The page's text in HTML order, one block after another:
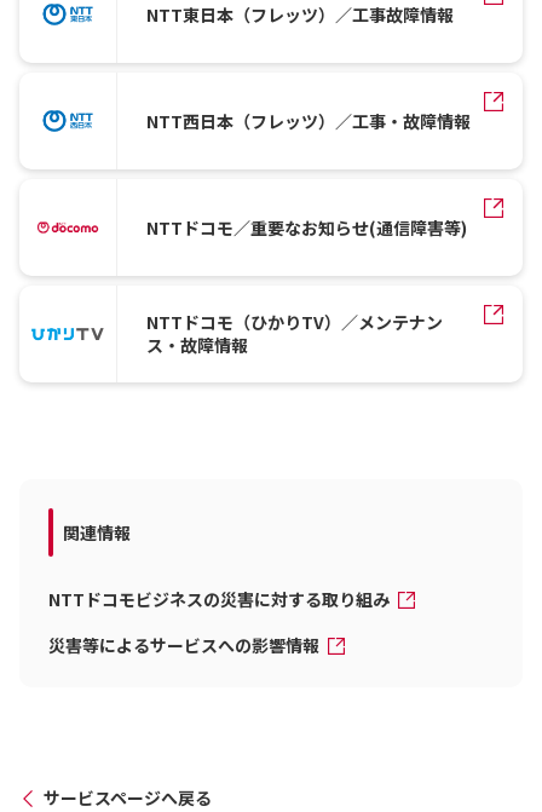
NTT東日本（フレッツ）／工事故障情報
NTT西日本（フレッツ）／工事・故障情報
NTTドコモ／重要なお知らせ(通信障害等)
NTTドコモ（ひかりTV）／メンテナン
ス・故障情報
関連情報
NTTドコモビジネスの災害に対する取り組み
災害等によるサービスへの影響情報
サービスページへ戻る